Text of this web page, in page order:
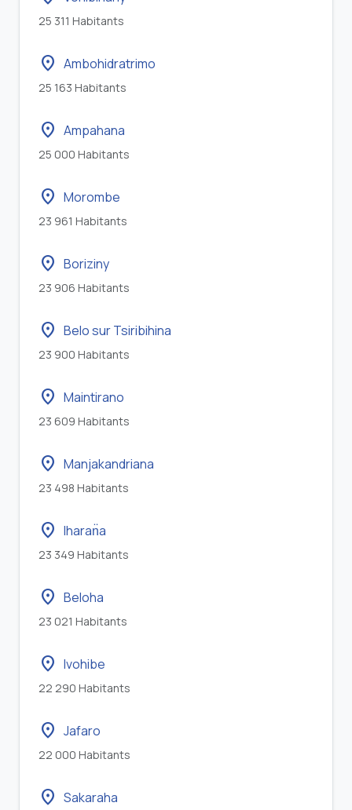
25 311 Habitants
location_on Ambohidratrimo
25 163 Habitants
location_on Ampahana
25 000 Habitants
location_on Morombe
23 961 Habitants
location_on Boriziny
23 906 Habitants
location_on Belo sur Tsiribihina
23 900 Habitants
location_on Maintirano
23 609 Habitants
location_on Manjakandriana
23 498 Habitants
location_on Iharan̈a
23 349 Habitants
location_on Beloha
23 021 Habitants
location_on Ivohibe
22 290 Habitants
location_on Jafaro
22 000 Habitants
location_on Sakaraha